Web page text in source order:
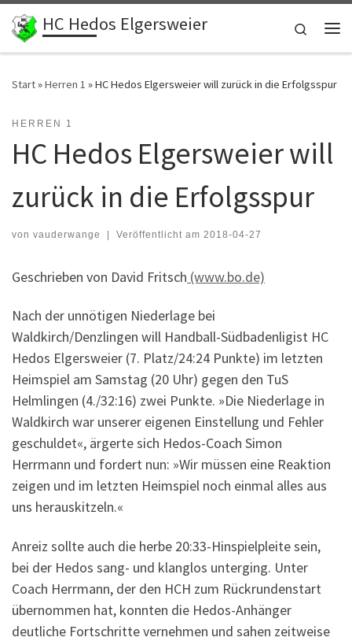
Zum Inhalt springen
HC Hedos Elgersweier
Search
Start»Herren 1 »HC Hedos Elgersweier will zurück in die Erfolgsspur
HERREN 1
HC Hedos Elgersweier will
zurück in die Erfolgsspur
von vauderwange | Veröffentlicht am 2018-04-27
Geschrieben von David Fritsch (www.bo.de)
Nach der unnötigen Niederlage bei
Waldkirch/Denzlingen will Handball-Südbadenligist HC
Hedos Elgersweier (7. Platz/24:24 Punkte) im letzten
Heimspiel am Samstag (20 Uhr) gegen den TuS
Helmlingen (4./32:16) zwei Punkte. »Die Niederlage in
Waldkirch war unserer eigenen Einstellung und Fehler
geschuldet«, ärgerte sich Hedos-Coach Simon
Herrmann und fordert nun: »Wir müssen eine Reaktion
zeigen und im letzten Heimspiel noch einmal alles aus
uns herauskitzeln.«
Anreiz sollte auch die herbe 20:33-Hinspielpleite sein,
bei der Hedos sang- und klanglos unterging. Unter
Coach Herrmann, der den HCH zum Rückrundenstart
übernommen hat, konnten die Hedos-Anhänger
deutliche Fortschritte vernehmen und sahen zeitweise